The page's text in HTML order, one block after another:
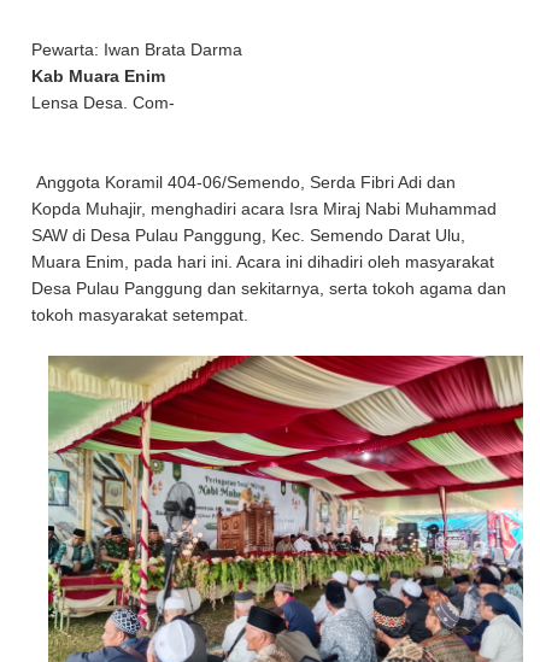
Pewarta: Iwan Brata Darma
Kab Muara Enim
Lensa Desa. Com-
Anggota Koramil 404-06/Semendo, Serda Fibri Adi dan
Kopda Muhajir, menghadiri acara Isra Miraj Nabi Muhammad
SAW di Desa Pulau Panggung, Kec. Semendo Darat Ulu,
Muara Enim, pada hari ini. Acara ini dihadiri oleh masyarakat
Desa Pulau Panggung dan sekitarnya, serta tokoh agama dan
tokoh masyarakat setempat.